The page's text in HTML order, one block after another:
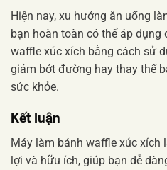
Hiện nay, xu hướng ăn uống
bạn hoàn toàn có thể áp dụng
waffle xúc xích bằng cách sử
giảm bớt đường hay thay thế
sức khỏe.
Kết luận
Máy làm bánh waffle xúc xích
lợi và hữu ích, giúp bạn dễ